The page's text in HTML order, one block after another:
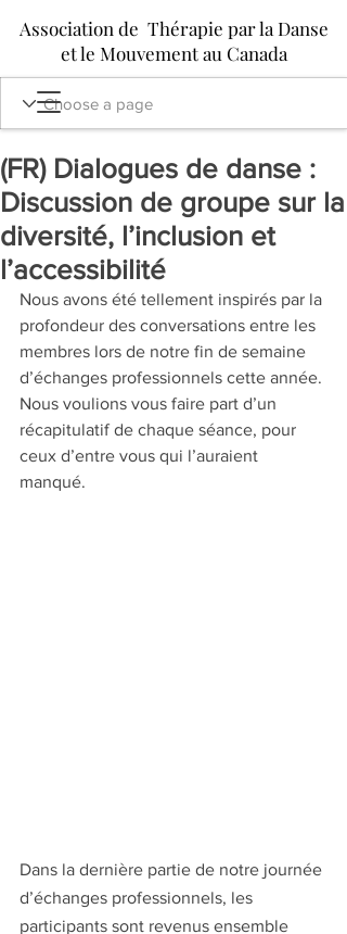
Association de Thérapie par la Danse
et le Mouvement au Canada
(FR) Dialogues de danse :
Discussion de groupe sur la
diversité, l’inclusion et
l’accessibilité
Nous avons été tellement inspirés par la
profondeur des conversations entre les
membres lors de notre fin de semaine
d’échanges professionnels cette année.
Nous voulions vous faire part d’un
récapitulatif de chaque séance, pour
ceux d’entre vous qui l’auraient
manqué.
Dans la dernière partie de notre journée
d’échanges professionnels, les
participants sont revenus ensemble